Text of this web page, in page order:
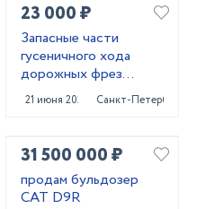
23 000 ₽
Запасные части
гусеничного хода
дорожных фрез
Caterpillar PM620
21 июня 2025 Санкт-Петербург
31 500 000 ₽
продам бульдозер
CAT D9R